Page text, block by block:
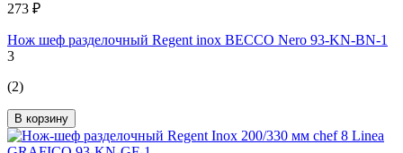
273 ₽
Нож шеф разделочный Regent inox BECCO Nero 93-KN-BN-1
3
(2)
В корзину